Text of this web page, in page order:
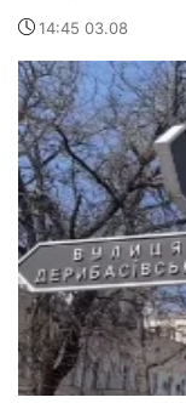
14:45 03.08